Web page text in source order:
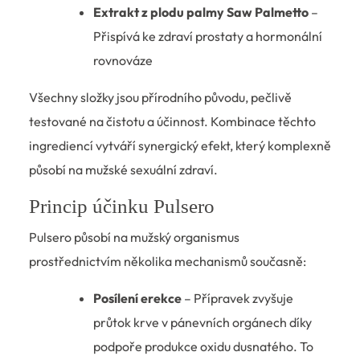
Extrakt z plodu palmy Saw Palmetto –
Přispívá ke zdraví prostaty a hormonální
rovnováze
Všechny složky jsou přírodního původu, pečlivě
testované na čistotu a účinnost. Kombinace těchto
ingrediencí vytváří synergický efekt, který komplexně
působí na mužské sexuální zdraví.
Princip účinku Pulsero
Pulsero působí na mužský organismus
prostřednictvím několika mechanismů současně:
Posílení erekce – Přípravek zvyšuje
průtok krve v pánevních orgánech díky
podpoře produkce oxidu dusnatého. To